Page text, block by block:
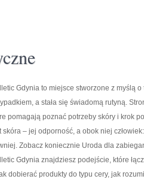
Gdynia to miejsce stworzone z myślą
a stała się świadomą rutyną.
pomagają poznać potrzeby skóry i krok
skóra – jej odporność, a obok niej
Zobacz koniecznie Uroda dla
Gdynia znajdziesz podejście, które
dobierać produkty do typu cery, jak